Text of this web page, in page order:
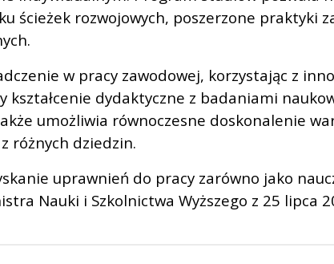
ścieżek rozwojowych, poszerzone praktyki
w pracy zawodowej, korzystając z
kształcenie dydaktyczne z badaniami
umożliwia równoczesne doskonalenie
różnych dziedzin.
uprawnień do pracy zarówno jako
Nauki i Szkolnictwa Wyższego z 25 lipca